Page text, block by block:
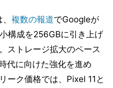
複数の報道でGoogleが
構成を256GBに引き上げ
ストレージ拡大のペース
代に向けた強化を進め
ーク価格では、Pixel 11と